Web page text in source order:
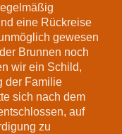
eine Rückreise
gewesen
Brunnen noch
wir ein Schild,
der Familie
sich nach dem
auf
zu